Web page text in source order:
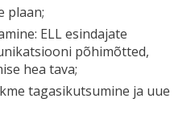
plaan;
ELL esindajate
põhimõtted,
hea tava;
tagasikutsumine ja uue